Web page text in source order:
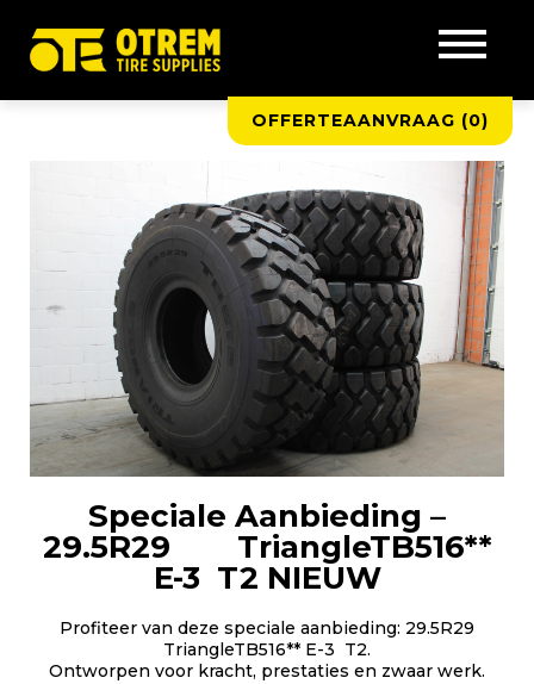
OFFERTEAANVRAAG (0)
Speciale Aanbieding –
29.5R29 TriangleTB516**
E-3 T2 NIEUW
Profiteer van deze speciale aanbieding: 29.5R29
TriangleTB516** E-3 T2.
Ontworpen voor kracht, prestaties en zwaar werk.